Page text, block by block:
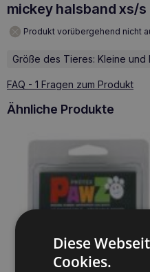
mickey halsband xs/s
Produkt vorübergehend nicht
Größe des Tieres: Kleine und
FAQ - 1 Fragen zum Produkt
Ähnliche Produkte
Diese
Cookies.